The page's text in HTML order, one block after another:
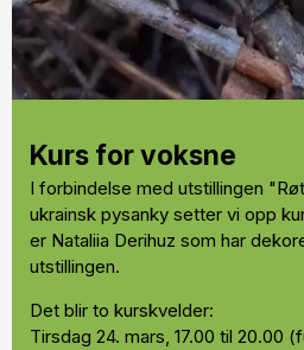
Kurs for voksne
I forbindelse med utstillingen
ukrainsk pysanky setter vi opp
er Nataliia Derihuz som har
utstillingen.
Det blir to kurskvelder:
Tirsdag 24. mars, 17.00 til 20.00